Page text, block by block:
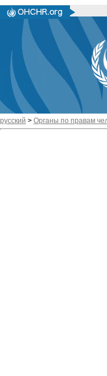
русский > Органы по правам